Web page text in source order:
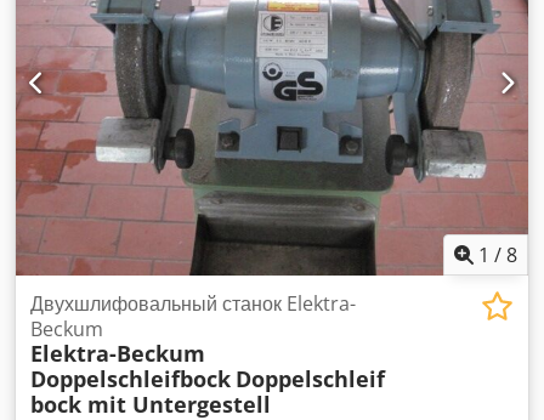
1 /8
Двухшлифовальный станок Elektra-
Beckum
Elektra-Beckum
Doppelschleifbock Doppelschleif
bock mit Untergestell